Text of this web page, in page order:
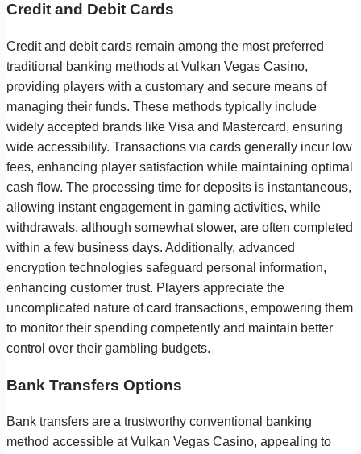
Credit and Debit Cards
Credit and debit cards remain among the most preferred
traditional banking methods at Vulkan Vegas Casino,
providing players with a customary and secure means of
managing their funds. These methods typically include
widely accepted brands like Visa and Mastercard, ensuring
wide accessibility. Transactions via cards generally incur low
fees, enhancing player satisfaction while maintaining optimal
cash flow. The processing time for deposits is instantaneous,
allowing instant engagement in gaming activities, while
withdrawals, although somewhat slower, are often completed
within a few business days. Additionally, advanced
encryption technologies safeguard personal information,
enhancing customer trust. Players appreciate the
uncomplicated nature of card transactions, empowering them
to monitor their spending competently and maintain better
control over their gambling budgets.
Bank Transfers Options
Bank transfers are a trustworthy conventional banking
method accessible at Vulkan Vegas Casino, appealing to